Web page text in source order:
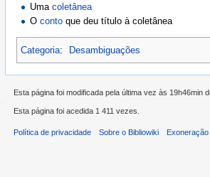
Umacoletânea
Oconto que deu título à coletânea
Categoria: Desambiguações
Esta página foi modificada pela última vez às 19h46min
Esta página foi acedida 1 411 vezes.
Política de privacidade Sobre o Bibliowiki